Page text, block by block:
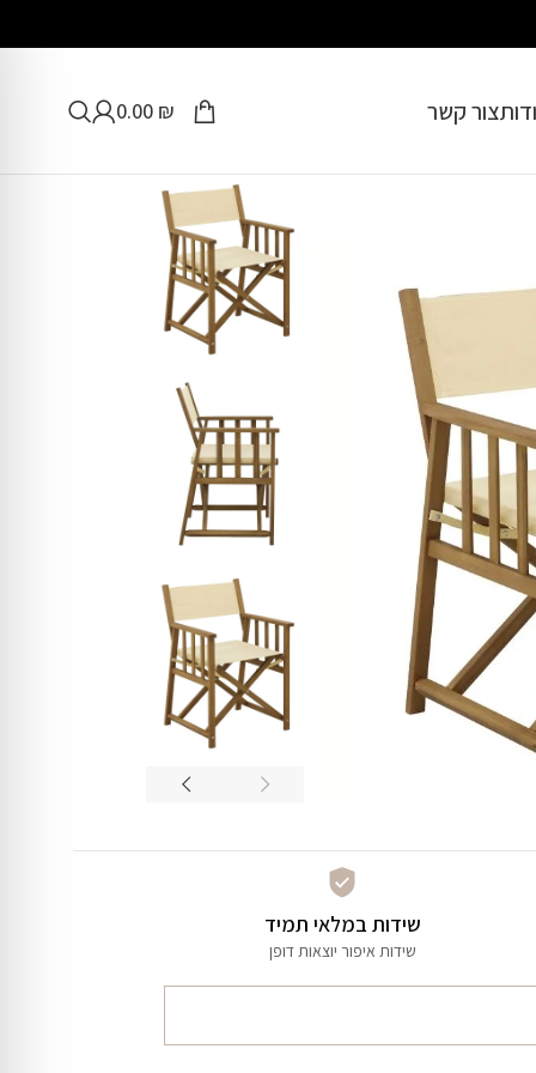
צור קשר 0.00 ₪
שידות במלאי תמיד
שידות איפור יוצאות דופן